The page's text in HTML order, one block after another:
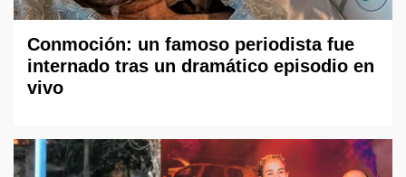
Conmoción: un famoso periodista fue
internado tras un dramático episodio en
vivo